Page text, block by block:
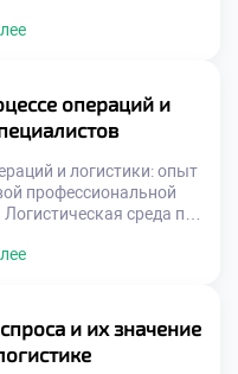
разрушает доверие
обеспечивать
Навык предотвращения
чрезвычайно высоко.
отсутствием […]
операций и
и логистики: опыт
профессиональной
среда по
независимо от
являются частью
создают базу для
[…]
и их значение